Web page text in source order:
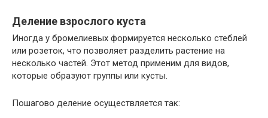
Деление взрослого куста
Иногда у бромелиевых формируется несколько стеблей
или розеток, что позволяет разделить растение на
несколько частей. Этот метод применим для видов,
которые образуют группы или кусты.
Пошагово деление осуществляется так: